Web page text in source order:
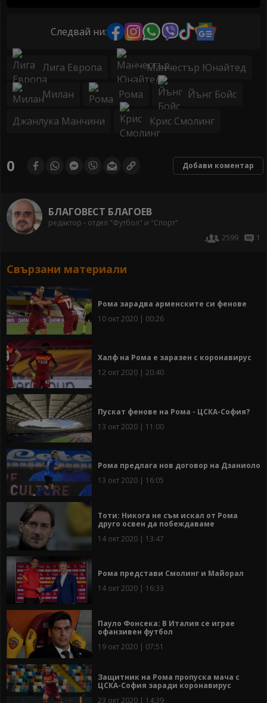
Следвай ни:
Лига Европа Манчестър Юнайтед
Милан Рома Йънг Бойс
Джанлука Манчини Крис Смолинг
0 Добави коментар
БЛАГОВЕСТ БЛАГОЕВ
редактор - отдел "Футбол" и "Спорт"
2599
1
Свързани материали
Рома зарадва арменските си фенове
10 окт 2020 | 00:26
Халф на Рома е заразен с коронавирус
12 окт 2020 | 20:40
Пускат фенове на Рома - ЦСКА-София?
13 окт 2020 | 11:00
Рома предлага нов договор на Дзаниоло
13 окт 2020 | 16:05
Тоти: Никога не съм искал от Рома
друго освен да побеждаваме
14 окт 2020 | 13:47
Рома представи Смолинг и Майорал
14 окт 2020 | 16:33
Пауло Фонсека: В Италия се играе
офанзивен футбол
19 окт 2020 | 07:51
Защитник на Рома пропуска мача с
ЦСКА-София заради коронавирус
23 окт 2020 | 14:39